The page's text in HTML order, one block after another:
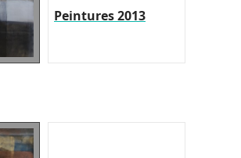
Peintures 2013